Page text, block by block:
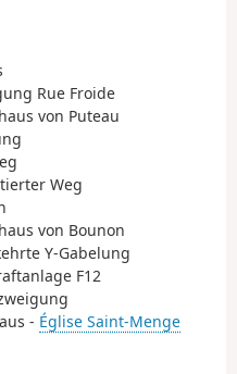
Rue Froide
von Puteau
Weg
von Bounon
Y-Gabelung
F12
- Église Saint-Menge